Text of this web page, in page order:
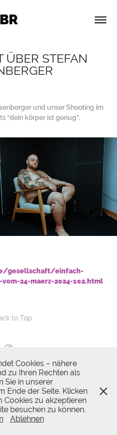
BR
ÜBER STEFAN
und unser Shooting im
“dein körper ist genug”.
gesellschaft/einfach-
24-maerz-2024-102.html
to Top
| Photography
Cookies – nähere
zu Ihren Rechten als
Sie in unserer
Ende der Seite. Klicken
Cookies zu akzeptieren
besuchen zu können.
Ablehnen